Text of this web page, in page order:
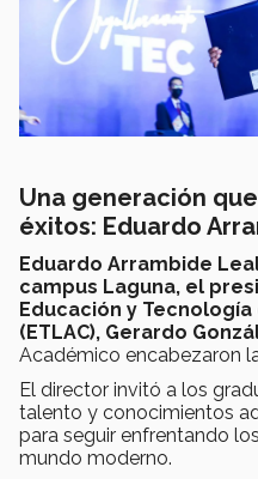
Una generación
éxitos: Eduardo
Eduardo Arrambide
campus Laguna, el
Educación y Tecnología
(ETLAC), Gerardo
Académico encabezaron
El director invitó a los
talento y conocimientos
para seguir enfrentando
mundo moderno.